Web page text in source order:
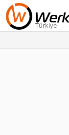
Türkiye